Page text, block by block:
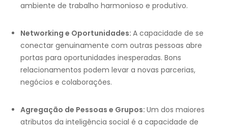
ambiente de trabalho harmonioso e produtivo.
Networking e Oportunidades: A capacidade de se
conectar genuinamente com outras pessoas abre
portas para oportunidades inesperadas. Bons
relacionamentos podem levar a novas parcerias,
negócios e colaborações.
Agregação de Pessoas e Grupos: Um dos maiores
atributos da inteligência social é a capacidade de